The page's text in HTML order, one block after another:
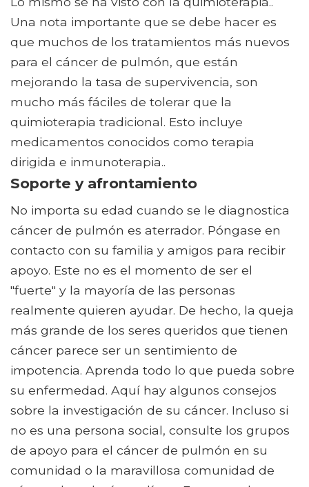
Una nota importante que se debe hacer es
que muchos de los tratamientos más nuevos
para el cáncer de pulmón, que están
mejorando la tasa de supervivencia, son
mucho más fáciles de tolerar que la
quimioterapia tradicional. Esto incluye
medicamentos conocidos como terapia
dirigida e inmunoterapia..
Soporte y afrontamiento
No importa su edad cuando se le diagnostica
cáncer de pulmón es aterrador. Póngase en
contacto con su familia y amigos para recibir
apoyo. Este no es el momento de ser el
"fuerte" y la mayoría de las personas
realmente quieren ayudar. De hecho, la queja
más grande de los seres queridos que tienen
cáncer parece ser un sentimiento de
impotencia. Aprenda todo lo que pueda sobre
su enfermedad. Aquí hay algunos consejos
sobre la investigación de su cáncer. Incluso si
no es una persona social, consulte los grupos
de apoyo para el cáncer de pulmón en su
comunidad o la maravillosa comunidad de